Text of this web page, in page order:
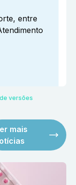
entre
versões
mais